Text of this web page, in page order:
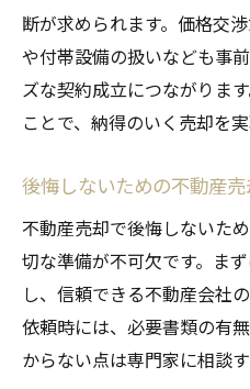
断が求められます。価格交
や付帯設備の扱いなども事
ズな契約成立につながりま
ことで、納得のいく売却を実
後悔しないための不動産
不動産売却で後悔しないた
切な準備が不可欠です。ま
し、信頼できる不動産会社
依頼時には、必要書類の有
からない点は専門家に相談